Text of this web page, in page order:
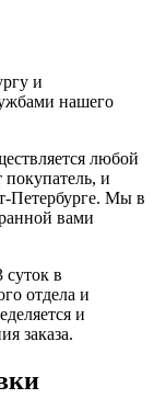
и
нашего
любой
и
Петербурге. Мы в
вами
суток в
отдела и
и
заказа.